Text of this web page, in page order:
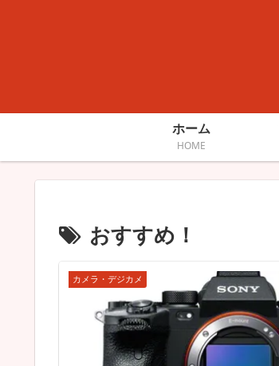
ホーム
HOME
おすすめ！
カメラ・デジカメ